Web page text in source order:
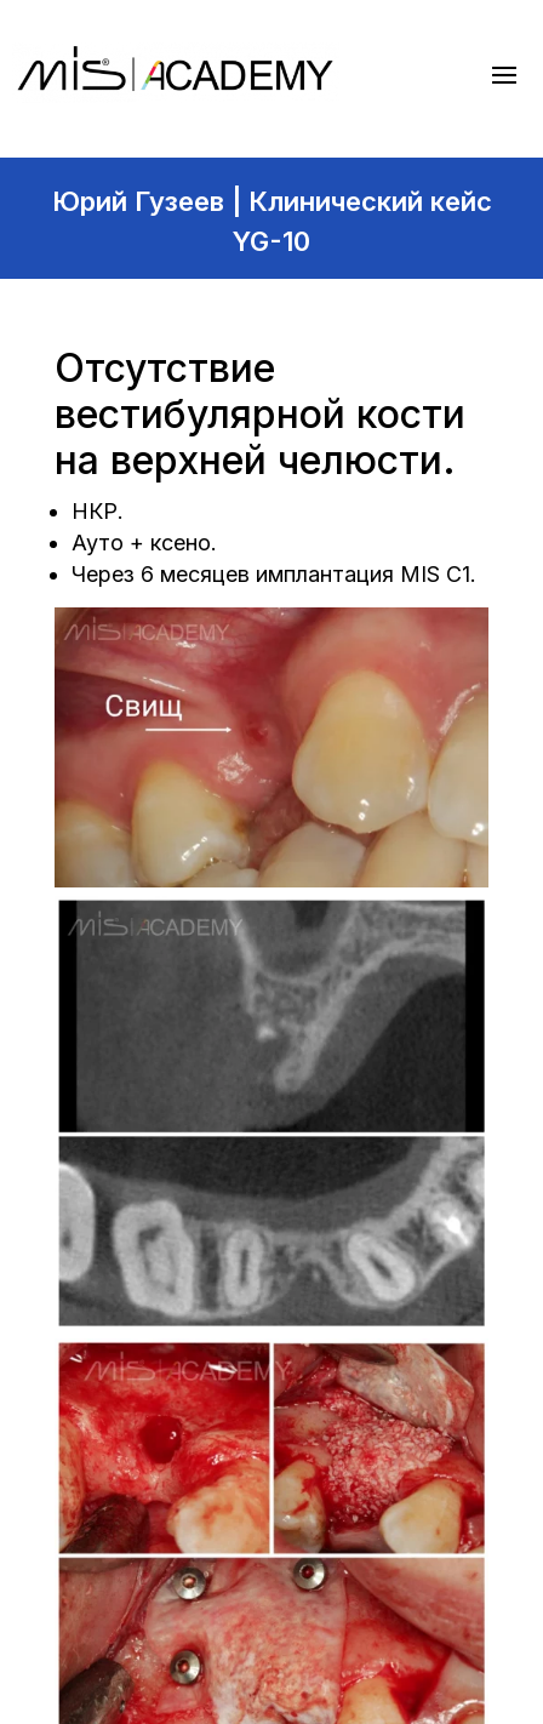
Юрий Гузеев | Клинический кейс
YG-10
Отсутствие
вестибулярной кости
на верхней челюсти.
НКР.
Ауто + ксено.
Через 6 месяцев имплантация MIS C1.